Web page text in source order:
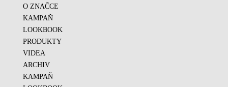
O ZNAČCE
KAMPAŇ
LOOKBOOK
PRODUKTY
VIDEA
ARCHIV
KAMPAŇ